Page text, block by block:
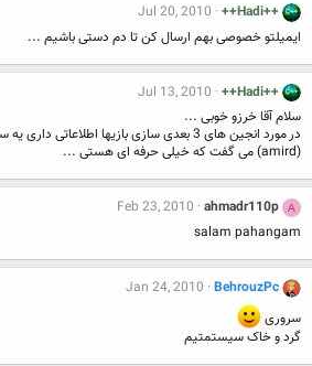
++Hadi++
Jul 20, 2010
ایمیلتو خصوصی بهم ارسال کن تا دم دستی باشیم ...
++Hadi++
Jul 13, 2010
سلام آقا خرزو خوبی ...
در مورد انجین های 3 بعدی سازی بازیها
(amird) می گفت که خیلی حرفه ای هستی ...
A
ahmadr110p
Feb 23, 2010
salam pahangam
BehrouzPc
Jan 24, 2010
سروری
گرد و خاک سیستمتیم